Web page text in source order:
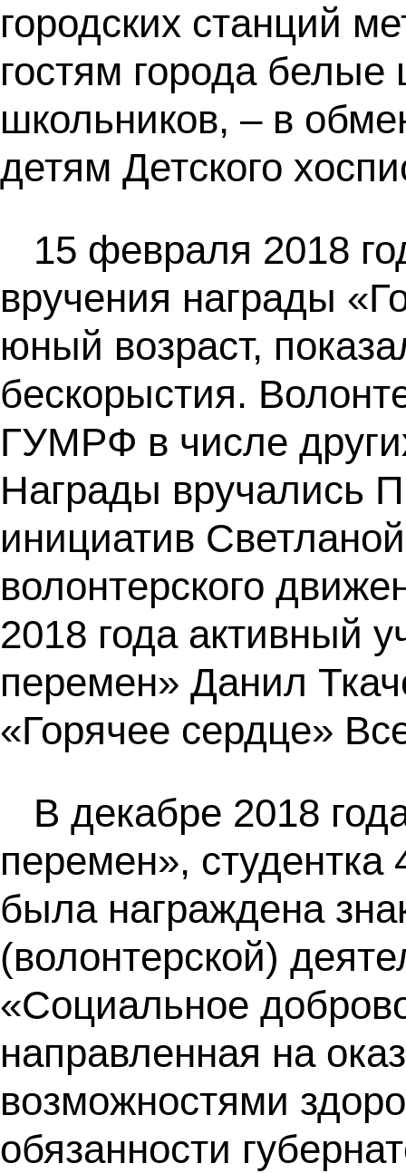
городских станций
гостям города белые
школьников, – в
детям Детского
15 февраля 2018
вручения награды
юный возраст,
бескорыстия.
ГУМРФ в числе
Награды вручались
инициатив
волонтерского
2018 года активный
перемен» Данил
«Горячее сердце»
В декабре 2018
перемен»,
была награждена
(волонтерской)
«Социальное
направленная на
возможностями
обязанности